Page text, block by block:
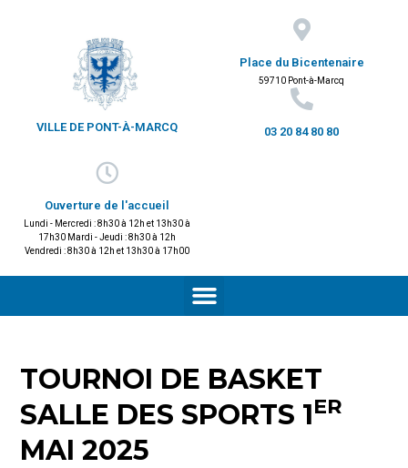
VILLE DE PONT-À-MARCQ
Place du Bicentenaire
59710 Pont-à-Marcq
03 20 84 80 80
Ouverture de l'accueil
Lundi - Mercredi : 8h30 à 12h et 13h30 à
17h30 Mardi - Jeudi : 8h30 à 12h
Vendredi : 8h30 à 12h et 13h30 à 17h00
TOURNOI DE BASKET
SALLE DES SPORTS 1ER
MAI 2025